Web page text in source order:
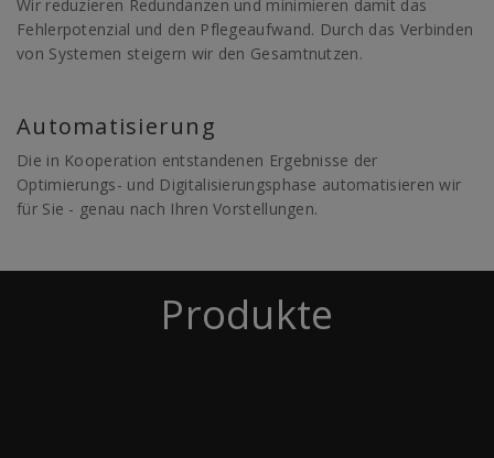
Wir reduzieren Redundanzen und minimieren damit das
Fehlerpotenzial und den Pflegeaufwand. Durch das Verbinden
von Systemen steigern wir den Gesamtnutzen.
Automatisierung
Die in Kooperation entstandenen Ergebnisse der
Optimierungs- und Digitalisierungsphase automatisieren wir
für Sie - genau nach Ihren Vorstellungen.
Produkte